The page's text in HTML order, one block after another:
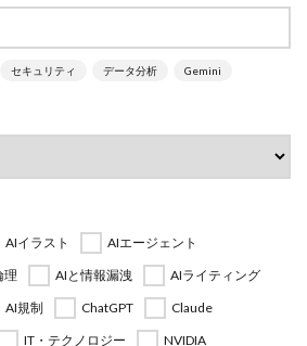
セキュリティ データ分析 Gemini
AIイラスト
AIエージェント
理 AIと情報漏洩
AIライティング
AI規制 ChatGPT
Claude
IT・テクノロジー NVIDIA